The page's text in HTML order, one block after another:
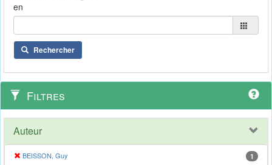
en
Rechercher
Filtres
Auteur
BEISSON, Guy 1